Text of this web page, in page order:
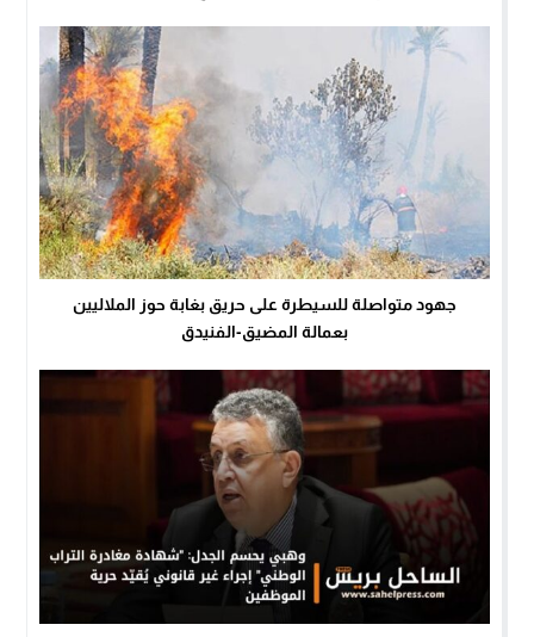
جهود متواصلة للسيطرة على حريق بغابة حوز الملاليين
بعمالة المضيق-الفنيدق